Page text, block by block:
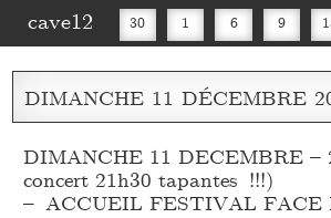
cave12 30 1 6 9
16 20 27 30
DIMANCHE 11 DÉCEMBRE
DIMANCHE 11 DECEMBRE –
concert 21h30 tapantes !!!)
– ACCUEIL FESTIVAL FACE